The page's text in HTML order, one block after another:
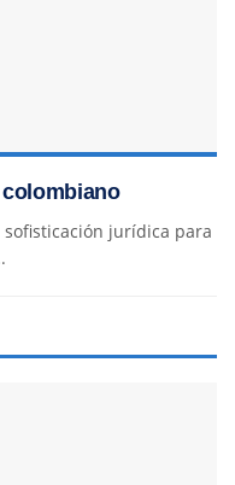
colombiano
jurídica para